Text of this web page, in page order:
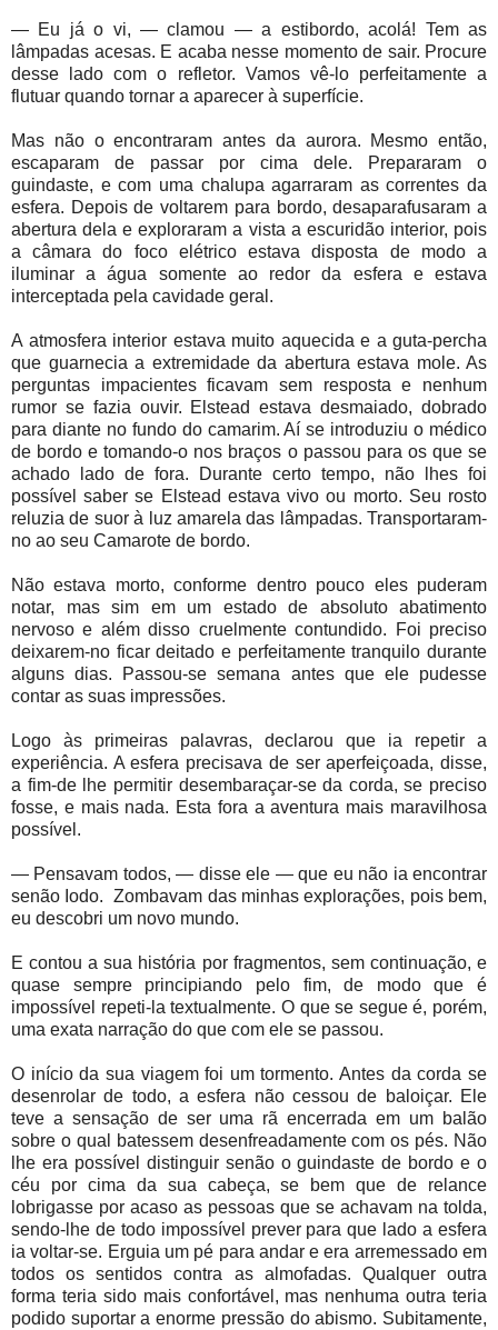
— Eu já o vi, — clamou — a estibordo, acolá! Tem as
lâmpadas acesas. E acaba nesse momento de sair. Procure
desse lado com o refletor. Vamos vê-lo perfeitamente a
flutuar quando tornar a aparecer à superfície.
Mas não o encontraram antes da aurora. Mesmo então,
escaparam de passar por cima dele. Prepararam o
guindaste, e com uma chalupa agarraram as correntes da
esfera. Depois de voltarem para bordo, desaparafusaram a
abertura dela e exploraram a vista a escuridão interior, pois
a câmara do foco elétrico estava disposta de modo a
iluminar a água somente ao redor da esfera e estava
interceptada pela cavidade geral.
A atmosfera interior estava muito aquecida e a guta-percha
que guarnecia a extremidade da abertura estava mole. As
perguntas impacientes ficavam sem resposta e nenhum
rumor se fazia ouvir. Elstead estava desmaiado, dobrado
para diante no fundo do camarim. Aí se introduziu o médico
de bordo e tomando-o nos braços o passou para os que se
achado lado de fora. Durante certo tempo, não lhes foi
possível saber se Elstead estava vivo ou morto. Seu rosto
reluzia de suor à luz amarela das lâmpadas. Transportaram-
no ao seu Camarote de bordo.
Não estava morto, conforme dentro pouco eles puderam
notar, mas sim em um estado de absoluto abatimento
nervoso e além disso cruelmente contundido. Foi preciso
deixarem-no ficar deitado e perfeitamente tranquilo durante
alguns dias. Passou-se semana antes que ele pudesse
contar as suas impressões.
Logo às primeiras palavras, declarou que ia repetir a
experiência. A esfera precisava de ser aperfeiçoada, disse,
a fim-de lhe permitir desembaraçar-se da corda, se preciso
fosse, e mais nada. Esta fora a aventura mais maravilhosa
possível.
— Pensavam todos, — disse ele — que eu não ia encontrar
senão Iodo. Zombavam das minhas explorações, pois bem,
eu descobri um novo mundo.
E contou a sua história por fragmentos, sem continuação, e
quase sempre principiando pelo fim, de modo que é
impossível repeti-la textualmente. O que se segue é, porém,
uma exata narração do que com ele se passou.
O início da sua viagem foi um tormento. Antes da corda se
desenrolar de todo, a esfera não cessou de baloiçar. Ele
teve a sensação de ser uma rã encerrada em um balão
sobre o qual batessem desenfreadamente com os pés. Não
lhe era possível distinguir senão o guindaste de bordo e o
céu por cima da sua cabeça, se bem que de relance
lobrigasse por acaso as pessoas que se achavam na tolda,
sendo-lhe de todo impossível prever para que lado a esfera
ia voltar-se. Erguia um pé para andar e era arremessado em
todos os sentidos contra as almofadas. Qualquer outra
forma teria sido mais confortável, mas nenhuma outra teria
podido suportar a enorme pressão do abismo. Subitamente,